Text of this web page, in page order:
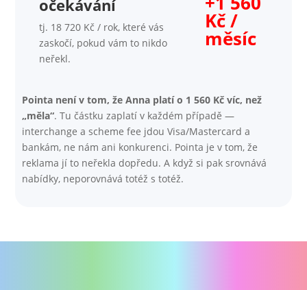
očekávání
tj. 18 720 Kč / rok, které vás
zaskočí, pokud vám to nikdo
neřekl.
Kč /
měsíc
Pointa není v tom, že Anna platí o 1 560 Kč víc, než
„měla“. Tu částku zaplatí v každém případě —
interchange a scheme fee jdou Visa/Mastercard a
bankám, ne nám ani konkurenci. Pointa je v tom, že
reklama jí to neřekla dopředu. A když si pak srovnává
nabídky, neporovnává totéž s totéž.